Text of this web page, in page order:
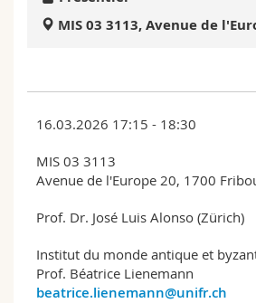
MIS 03 3113, Avenue de
16.03.2026 17:15 - 18:30
MIS 03 3113
Avenue de l'Europe 20, 1700
Prof. Dr. José Luis Alonso (Zürich)
Institut du monde antique et
Prof. Béatrice Lienemann
beatrice.lienemann@unifr.ch